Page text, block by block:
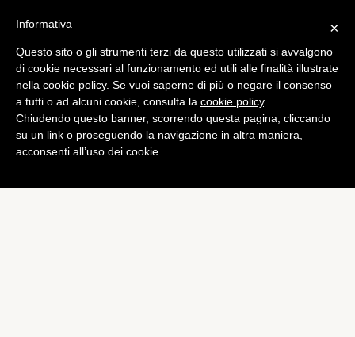
Computer
Cydia: come potrebbe
essere su iOS 7
di Alessandro Moretti
×
Informativa
Questo sito o gli strumenti terzi da questo utilizzati si avvalgono
di cookie necessari al funzionamento ed utili alle finalità illustrate
nella cookie policy. Se vuoi saperne di più o negare il consenso
a tutti o ad alcuni cookie, consulta la cookie policy.
Chiudendo questo banner, scorrendo questa pagina, cliccando
su un link o proseguendo la navigazione in altra maniera,
acconsenti all’uso dei cookie.